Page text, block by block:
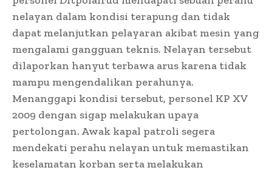
nelayan dalam kondisi terapung dan tidak
dapat melanjutkan pelayaran akibat mesin yang
mengalami gangguan teknis. Nelayan tersebut
dilaporkan hanyut terbawa arus karena tidak
mampu mengendalikan perahunya.
Menanggapi kondisi tersebut, personel KP XV
2009 dengan sigap melakukan upaya
pertolongan. Awak kapal patroli segera
mendekati perahu nelayan untuk memastikan
keselamatan korban serta melakukan